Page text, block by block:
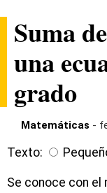
Suma
una
grado
Matemáticas -
Texto:
Se conoce con el